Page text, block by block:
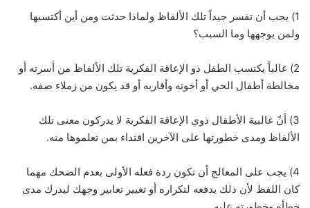
1) يجب أن تفسر جيداً تلك الألفاظ ولماذا حدثت ومن أين أكتسبها
ولمن يوجهها وما السبب؟
2) غالباً يكتسب الطفل ذو الإعاقة الفكرية تلك الألفاظ من أسرته أو
مخالطة أطفال الحي أو أخوته وأقاربه أو قد يكون من زملاء صفه.
3) أنّ غالبية الأطفال ذوي الإعاقة الفكرية لا يدركون معنى تلك
الألفاظ ومدى خطورتها على الآخرين اقتداء بمن تعلموها منه.
4) يجب على المعالج أن تكون ردة فعله الأولى بعدم الضحك مهما
كان اللفظ لأن ذلك يدفعه لتكراره أو تغيير تعابير وجهك ليدرك مدى